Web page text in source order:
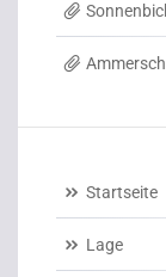
Startseite
Lage